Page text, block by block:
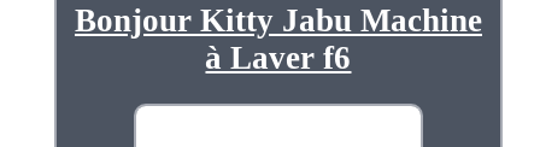
Bonjour Kitty Jabu Machine
à Laver f6